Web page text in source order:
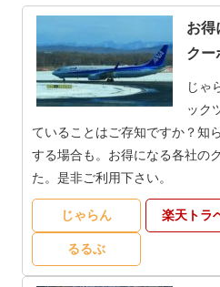
お得
クー
じゃ
ック
ていることはご存知ですか？知
する場合も。お得になる各社の
た。是非ご利用下さい。
じゃらん 楽天トラ
るるぶ